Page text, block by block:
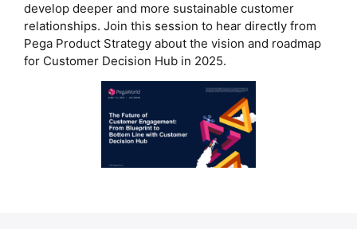
develop deeper and more sustainable customer
relationships. Join this session to hear directly from
Pega Product Strategy about the vision and roadmap
for Customer Decision Hub in 2025.